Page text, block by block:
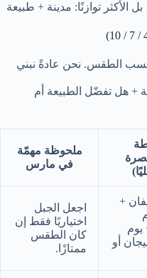
توازنًا: مدينة + طبيعة
حسب الطقس. نحن عادةً نبني
+ هل تفضّل الطبيعة أم
ملحوظة مهمّة
في مارس
+
يوم
أو
اجعل الجبل
اختياريًا فقط إن
كان الطقس
ممتازًا.